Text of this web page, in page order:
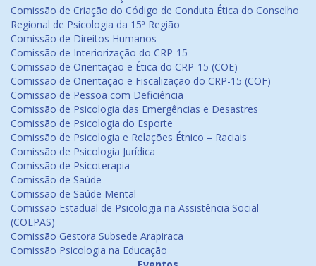
Comissão de Criação do Código de Conduta Ética do Conselho
Regional de Psicologia da 15ª Região
Comissão de Direitos Humanos
Comissão de Interiorização do CRP-15
Comissão de Orientação e Ética do CRP-15 (COE)
Comissão de Orientação e Fiscalização do CRP-15 (COF)
Comissão de Pessoa com Deficiência
Comissão de Psicologia das Emergências e Desastres
Comissão de Psicologia do Esporte
Comissão de Psicologia e Relações Étnico – Raciais
Comissão de Psicologia Jurídica
Comissão de Psicoterapia
Comissão de Saúde
Comissão de Saúde Mental
Comissão Estadual de Psicologia na Assistência Social
(COEPAS)
Comissão Gestora Subsede Arapiraca
Comissão Psicologia na Educação